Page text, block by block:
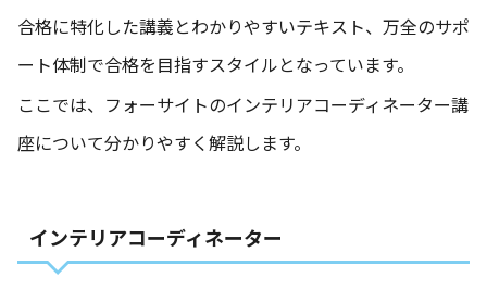
合格に特化した講義とわかりやすいテキスト、万全のサポ
ート体制で合格を目指すスタイルとなっています。
ここでは、フォーサイトのインテリアコーディネーター講
座について分かりやすく解説します。
インテリアコーディネーター